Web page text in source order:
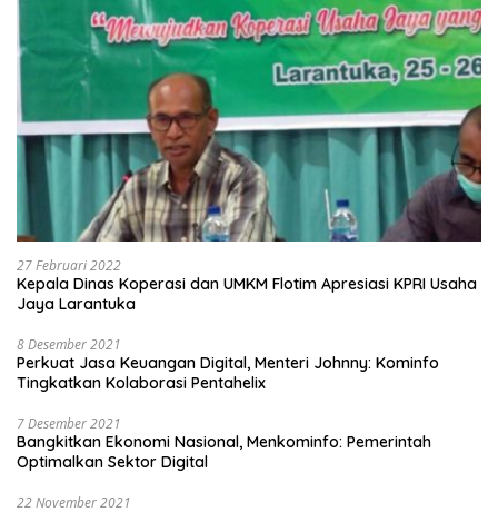
27 Februari 2022
Kepala Dinas Koperasi dan UMKM Flotim Apresiasi KPRI Usaha
Jaya Larantuka
8 Desember 2021
Perkuat Jasa Keuangan Digital, Menteri Johnny: Kominfo
Tingkatkan Kolaborasi Pentahelix
7 Desember 2021
Bangkitkan Ekonomi Nasional, Menkominfo: Pemerintah
Optimalkan Sektor Digital
22 November 2021